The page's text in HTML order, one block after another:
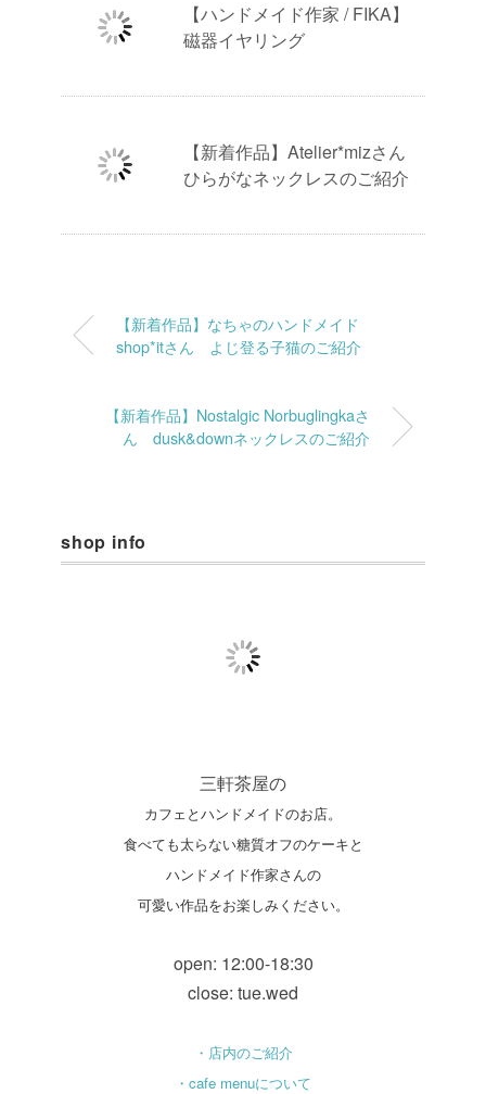
【ハンドメイド作家 / FIKA】
磁器イヤリング
【新着作品】Atelier*mizさん
ひらがなネックレスのご紹介
【新着作品】なちゃのハンドメイド
shop*itさん よじ登る子猫のご紹介
【新着作品】Nostalgic Norbuglingkaさ
ん dusk&downネックレスのご紹介
shop info
三軒茶屋の
カフェとハンドメイドのお店。
食べても太らない糖質オフのケーキと
ハンドメイド作家さんの
可愛い作品をお楽しみください。
open: 12:00-18:30
close: tue.wed
・店内のご紹介
・cafe menuについて